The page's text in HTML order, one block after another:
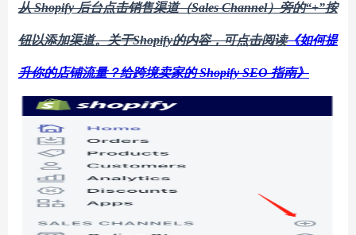
从Shopify 后台点击销售渠道（Sales Channel）旁的“+”按
钮以添加渠道。关于Shopify的内容，可点击阅读《如何提
升你的店铺流量？给跨境卖家的Shopify SEO 指南》